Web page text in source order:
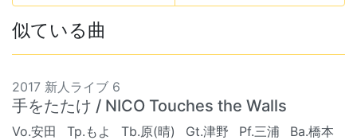
似ている曲
2017 新人ライブ 6
手をたたけ / NICO Touches the Walls
Vo.安田 Tp.もよ Tb.原(晴) Gt.津野 Pf.三浦
Ba.橋本